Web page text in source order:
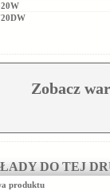
Zobacz
DO TEJ
produktu